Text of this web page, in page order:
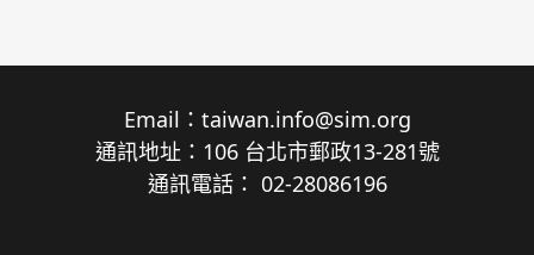
Email： taiwan.info@sim.org
通訊地址：106 台北市郵政13-281號
通訊電話： 02-28086196